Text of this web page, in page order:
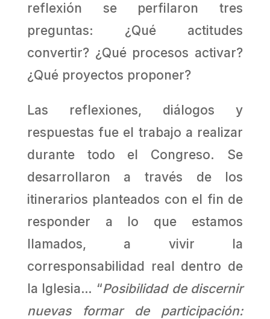
reflexión se perfilaron tres
preguntas: ¿Qué actitudes
convertir? ¿Qué procesos activar?
¿Qué proyectos proponer?
Las reflexiones, diálogos y
respuestas fue el trabajo a realizar
durante todo el Congreso. Se
desarrollaron a través de los
itinerarios planteados con el fin de
responder a lo que estamos
llamados, a vivir la
corresponsabilidad real dentro de
la Iglesia… “Posibilidad de discernir
nuevas formar de participación: